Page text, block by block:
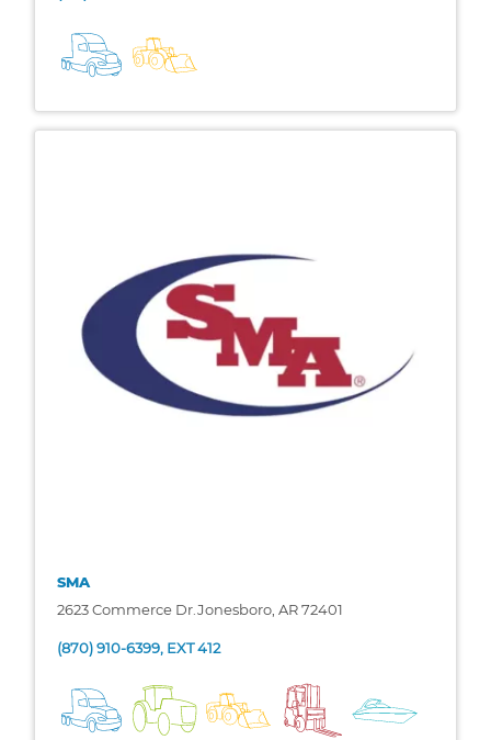
SMA
2623 Commerce Dr.Jonesboro, AR 72401
(870) 910-6399, EXT 412